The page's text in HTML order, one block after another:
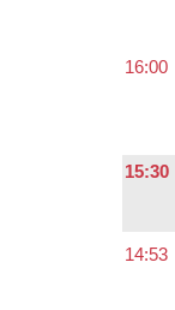
16:00
15:30
14:53